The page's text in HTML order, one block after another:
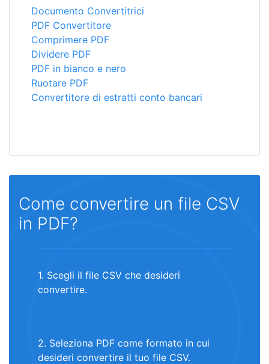
Documento Convertitrici
PDF Convertitore
Comprimere PDF
Dividere PDF
PDF in bianco e nero
Ruotare PDF
Convertitore di estratti conto bancari
Come convertire un file CSV
in PDF?
1. Scegli il file CSV che desideri
convertire.
2. Seleziona PDF come formato in cui
desideri convertire il tuo file CSV.